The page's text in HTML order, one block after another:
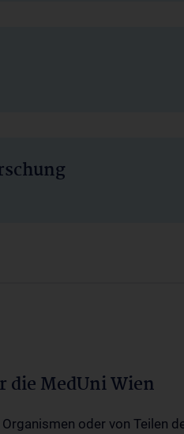
die MedUni Wien
oder von Teilen